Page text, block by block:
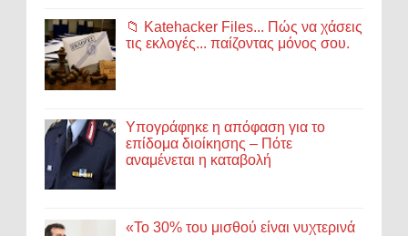
📁 Katehacker Files... Πώς να χάσεις
τις εκλογές... παίζοντας μόνος σου.
Υπογράφηκε η απόφαση για το
επίδομα διοίκησης – Πότε
αναμένεται η καταβολή
«Το 30% του μισθού είναι νυχτερινά